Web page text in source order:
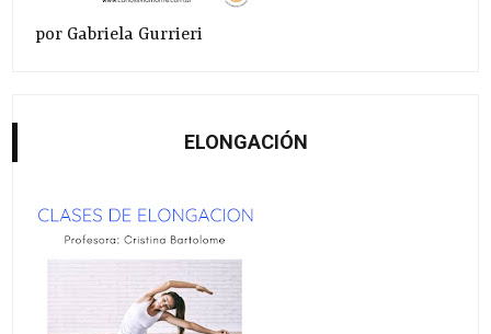
por Gabriela Gurrieri
ELONGACIÓN